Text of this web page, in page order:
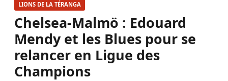
LIONS DE LA TÉRANGA
Chelsea-Malmö : Edouard
Mendy et les Blues pour se
relancer en Ligue des
Champions